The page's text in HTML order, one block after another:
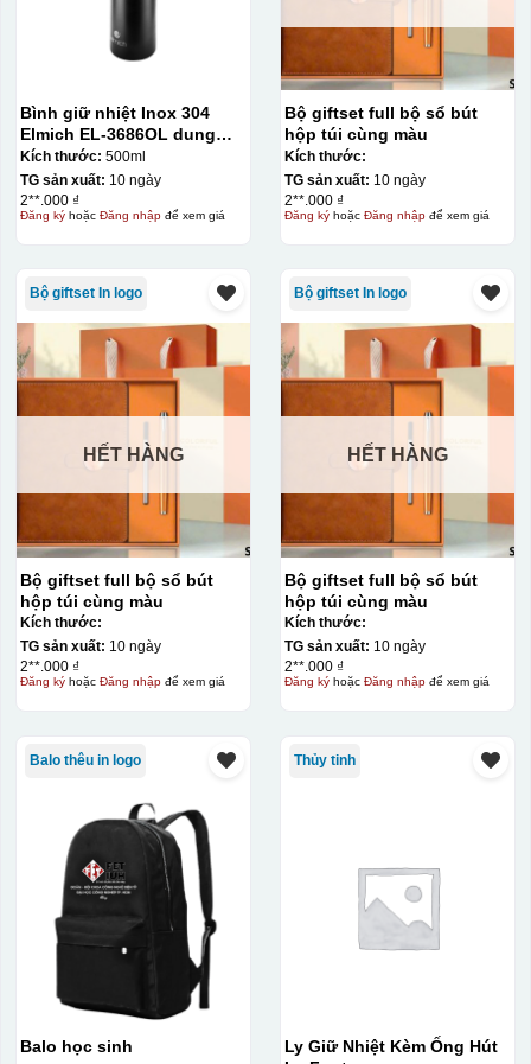
Bình giữ nhiệt Inox 304
Elmich EL-3686OL dung
tích 500ml
Kích thước: 500ml
TG sản xuất: 10 ngày
2**.000 ₫
Đăng kýhoặc Đăng nhậpđể xem giá
Bộ giftset full bộ sổ bút
hộp túi cùng màu
Kích thước:
TG sản xuất: 10 ngày
2**.000 ₫
Đăng kýhoặc Đăng nhậpđể xem giá
Bộ giftset In logo
HẾT HÀNG
Bộ giftset full bộ sổ bút
hộp túi cùng màu
Kích thước:
TG sản xuất: 10 ngày
2**.000 ₫
Đăng kýhoặc Đăng nhậpđể xem giá
Bộ giftset In logo
HẾT HÀNG
Bộ giftset full bộ sổ bút
hộp túi cùng màu
Kích thước:
TG sản xuất: 10 ngày
2**.000 ₫
Đăng kýhoặc Đăng nhậpđể xem giá
Balo thêu in logo
Balo học sinh
Thủy tinh
Ly Giữ Nhiệt Kèm Ống Hút